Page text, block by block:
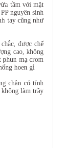
tầm với mặt
nguyên sinh
tay cũng như
được chế
cao, không
phun mạ crom
hoen gỉ
chân có tính
không làm trầy